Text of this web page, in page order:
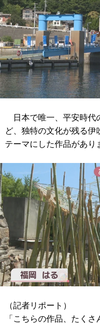
日本で唯一、平安時代
ど、独特の文化が残る
テーマにした作品があり
（記者リポート）
「こちらの作品、たく